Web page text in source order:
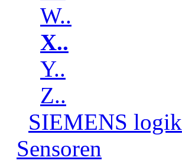
W..
X..
Y..
Z..
SIEMENS logik
Sensoren